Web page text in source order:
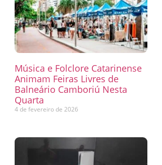
Música e Folclore Catarinense
Animam Feiras Livres de
Balneário Camboriú Nesta
Quarta
4 de fevereiro de 2026